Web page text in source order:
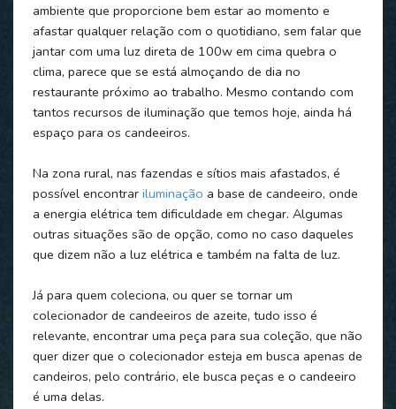
ambiente que proporcione bem estar ao momento e
afastar qualquer relação com o quotidiano, sem falar que
jantar com uma luz direta de 100w em cima quebra o
clima, parece que se está almoçando de dia no
restaurante próximo ao trabalho. Mesmo contando com
tantos recursos de iluminação que temos hoje, ainda há
espaço para os candeeiros.
Na zona rural, nas fazendas e sítios mais afastados, é
possível encontrariluminação a base de candeeiro, onde
a energia elétrica tem dificuldade em chegar. Algumas
outras situações são de opção, como no caso daqueles
que dizem não a luz elétrica e também na falta de luz.
Já para quem coleciona, ou quer se tornar um
colecionador de candeeiros de azeite, tudo isso é
relevante, encontrar uma peça para sua coleção, que não
quer dizer que o colecionador esteja em busca apenas de
candeiros, pelo contrário, ele busca peças e o candeeiro
é uma delas.